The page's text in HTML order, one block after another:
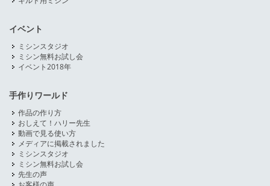
イベント
ミシンスタジオ
ミシン無料お試し会
イベント2018年
手作りワールド
作品の作り方
おしえて！ハリー先生
動画で見る使い方
メディアに掲載されました
ミシンスタジオ
ミシン無料お試し会
先生の声